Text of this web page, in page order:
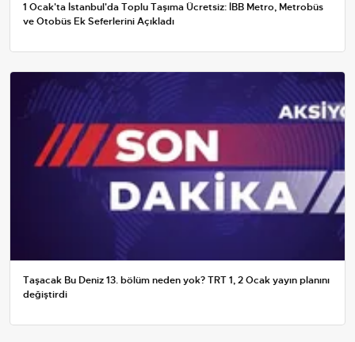
1 Ocak'ta İstanbul'da Toplu Taşıma Ücretsiz: İBB Metro, Metrobüs
ve Otobüs Ek Seferlerini Açıkladı
Taşacak Bu Deniz 13. bölüm neden yok? TRT 1, 2 Ocak yayın planını
değiştirdi